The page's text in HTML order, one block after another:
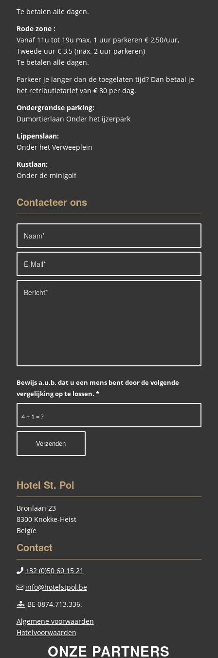
Te betalen alle dagen.
Rode zone :
Vanaf 11u tot 19u max. 1 uur parkeren € 2,50/uur,
Tweede uur € 3,5 (max. 2 uur parkeren)
Te betalen alle dagen.
Parkeer je langer dan de toegelaten tijd? Dan betaal je
het retributietarief van € 80 per dag.
Ondergrondse parking:
Dumortierlaan Onder het ijzerpark
Lippenslaan:
Onder het Verweeplein
Kustlaan:
Onder de minigolf
Contacteer ons
4 + 1 = ?
Bewijs a.u.b. dat u een mens bent door de volgende
vergelijking op te lossen. *
Hotel St. Pol
Bronlaan 23
8300 Knokke-Heist
Belgïe
Contact
+32 (0)50 60 15 21
info@hotelstpol.be
BE 0874.713.336.
Algemene voorwaarden
Hotelvoorwaarden
ONZE PARTNERS